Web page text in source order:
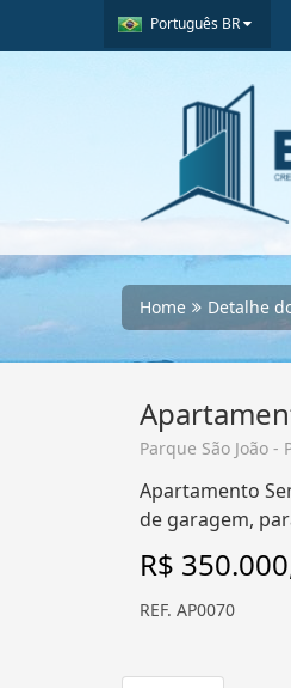
Português BR
Home Detalhe
Parque São João -
Apartamento
de garagem,
R$
REF. AP0070